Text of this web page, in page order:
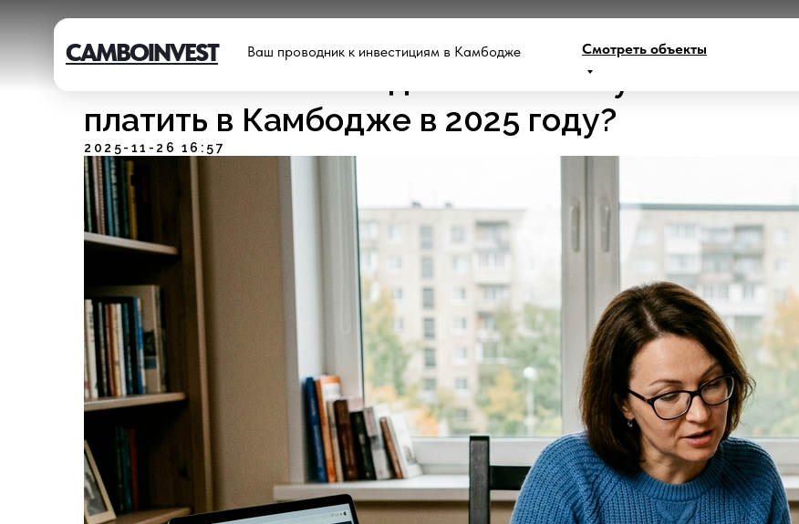
CAMBOINVEST Ваш проводник к инвестициям в Камбодже Смотреть объекты
Какие налоги на недвижимость нужно
платить в Камбодже в 2025 году?
2025-11-26 16:57